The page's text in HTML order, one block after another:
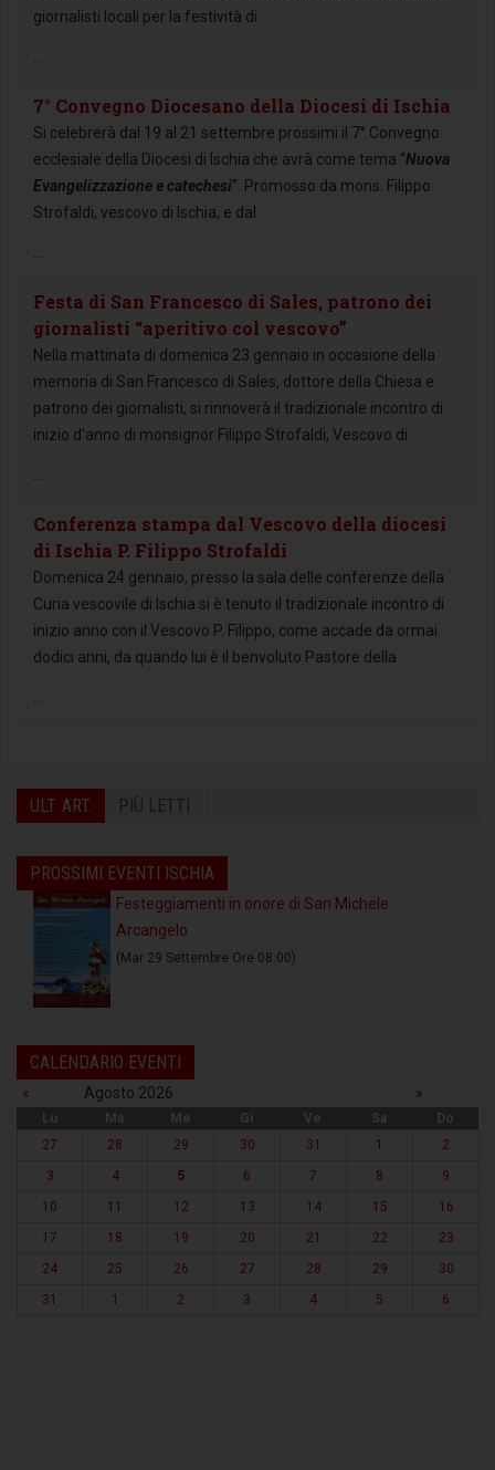
giornalisti locali per la festività di
7° Convegno Diocesano della Diocesi di Ischia
Si celebrerà dal 19 al 21 settembre prossimi il 7° Convegno
ecclesiale della Diocesi di Ischia che avrà come tema “Nuova
Evangelizzazione e catechesi”. Promosso da mons. Filippo
Strofaldi, vescovo di Ischia, e dal
Festa di San Francesco di Sales, patrono dei
giornalisti “aperitivo col vescovo”
Nella mattinata di domenica 23 gennaio in occasione della
memoria di San Francesco di Sales, dottore della Chiesa e
patrono dei giornalisti, si rinnoverà il tradizionale incontro di
inizio d'anno di monsignor Filippo Strofaldi, Vescovo di
Conferenza stampa dal Vescovo della diocesi
di Ischia P. Filippo Strofaldi
Domenica 24 gennaio, presso la sala delle conferenze della
Curia vescovile di Ischia si è tenuto il tradizionale incontro di
inizio anno con il Vescovo P. Filippo, come accade da ormai
dodici anni, da quando lui è il benvoluto Pastore della
ULT. ART. PIÙ LETTI
PROSSIMI EVENTI ISCHIA
Festeggiamenti in onore di San Michele
Arcangelo
(Mar 29 Settembre Ore 08:00)
CALENDARIO EVENTI
« Agosto 2026 »
Lu Ma Me Gi Ve Sa
Do
27
28 29 30 31 1
2
3
4 5 6 7 8
9
10
11 12 13 14 15
16
17
18 19 20 21 22
23
24
25 26 27 28 29
30
31
1 2 3 4 5 6